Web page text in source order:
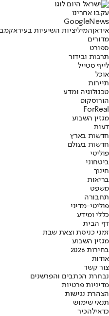
עקבו אחרינו
Googl eNews
איראןהמיליציות השיעיות בעיראק
מדורים
ספורט
תרבות ובידור
לייף סטייל
אוכל
תיירות
טכנולוגיה ומדע
הורוסקופ
ForReal
מגזין השבוע
דעות
חדשות בארץ
חדשות בעולם
פוליטי
ביטחוני
חינוך
בריאות
משפט
תחבורה
פוליטי-מדיני
כללי ומידע
דף הבית
זמני כניסת וצאת שבת
מגזין השבוע
בחירות 2026
אודות
צור קשר
נבחרת הכתבים והפרשנים
מדיניות פרטיות
הצהרת נגישות
תנאי שימוש
כדאילהכיר